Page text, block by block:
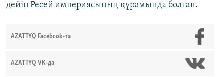
дейін Ресей империясының құрамында болған.
AZATTYQ Facebook-та
AZATTYQ VK-да